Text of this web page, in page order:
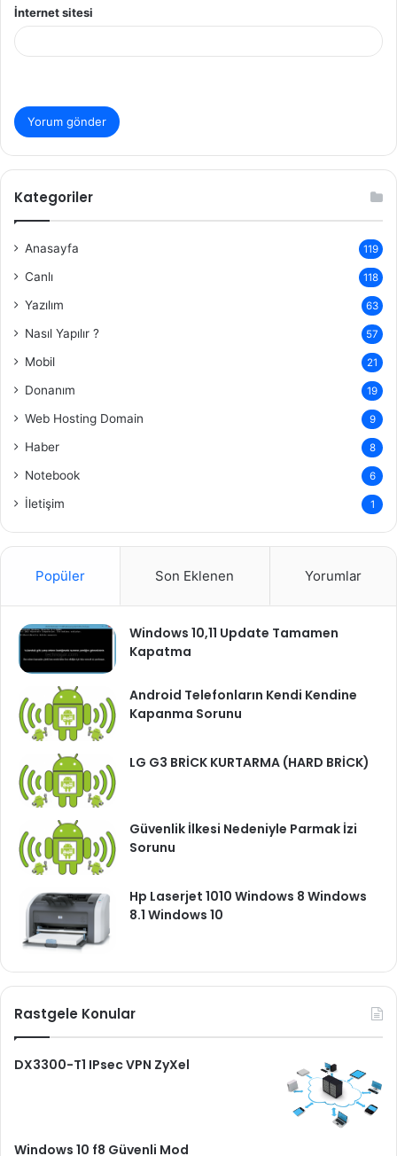
İnternet sitesi
Kategoriler
Anasayfa 119
Canlı 118
Yazılım 63
Nasıl Yapılır ? 57
Mobil 21
Donanım 19
Web Hosting Domain 9
Haber 8
Notebook 6
İletişim 1
Popüler Son Eklenen Yorumlar
Windows 10,11 Update Tamamen
Kapatma
Android Telefonların Kendi Kendine
Kapanma Sorunu
LG G3 BRİCK KURTARMA (HARD BRİCK)
Güvenlik İlkesi Nedeniyle Parmak İzi
Sorunu
Hp Laserjet 1010 Windows 8 Windows
8.1 Windows 10
Rastgele Konular
DX3300-T1 IPsec VPN ZyXel
Windows 10 f8 Güvenli Mod